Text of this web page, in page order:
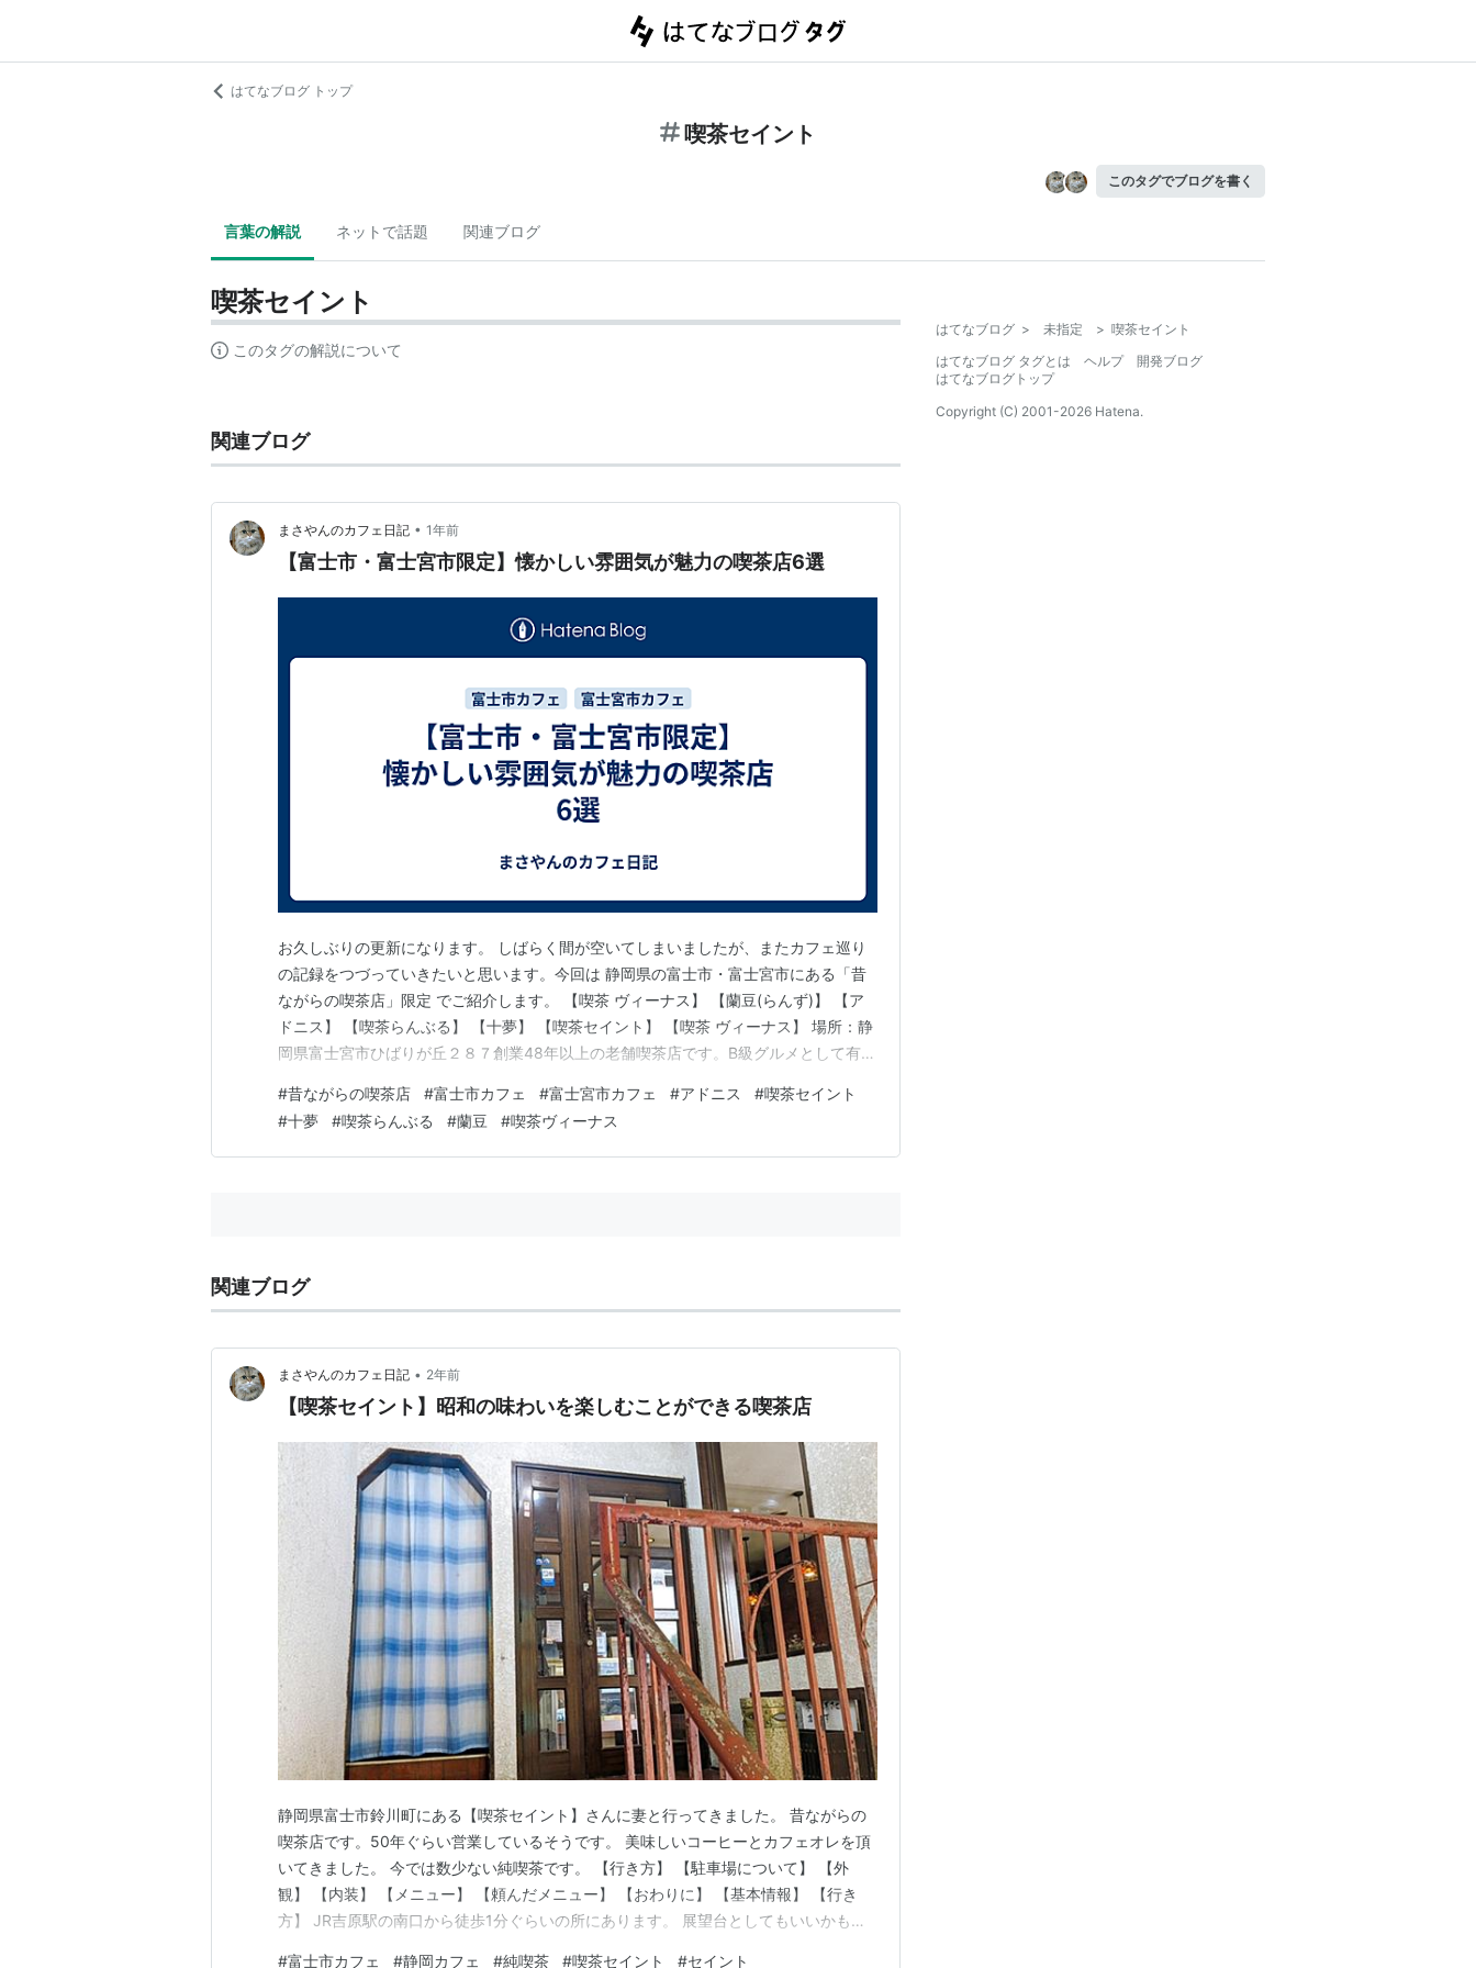
はてなブログ トップ
喫茶セイント
このタグでブログを書く
言葉の解説 ネットで話題 関連ブログ
喫茶セイント
このタグの解説について
関連ブログ
まさやんのカフェ日記 • 1年前
【富士市・富士宮市限定】懐かしい雰囲気が魅力の喫茶店6選
お久しぶりの更新になります。 しばらく間が空いてしまいましたが、またカフェ巡り
の記録をつづっていきたいと思います。今回は 静岡県の富士市・富士宮市にある「昔
ながらの喫茶店」限定 でご紹介します。 【喫茶 ヴィーナス】 【蘭豆(らんず)】 【ア
ドニス】 【喫茶らんぶる】 【十夢】 【喫茶セイント】 【喫茶 ヴィーナス】 場所：静
岡県富士宮市ひばりが丘２８７創業48年以上の老舗喫茶店です。B級グルメとして有名
ず)】 場所：静岡県富士市石坂４３８−５赤い椅子と暖色系の照明が特徴的な、長年愛
され続けている…
#昔ながらの喫茶店 #富士市カフェ #富士宮市カフェ #アドニス #喫茶セイント
#十夢 #喫茶らんぶる #蘭豆 #喫茶ヴィーナス
関連ブログ
まさやんのカフェ日記 • 2年前
【喫茶セイント】昭和の味わいを楽しむことができる喫茶店
静岡県富士市鈴川町にある【喫茶セイント】さんに妻と行ってきました。 昔ながらの
喫茶店です。50年ぐらい営業しているそうです。 美味しいコーヒーとカフェオレを頂
いてきました。 今では数少ない純喫茶です。 【行き方】 【駐車場について】 【外
観】 【内装】 【メニュー】 【頼んだメニュー】 【おわりに】 【基本情報】 【行き
方】 JR吉原駅の南口から徒歩1分ぐらいの所にあります。 展望台としてもいいかも
#富士市カフェ #静岡カフェ #純喫茶 #喫茶セイント #セイント
はてなブログ > 未指定 > 喫茶セイント
はてなブログ タグとは
ヘルプ
開発ブログ
はてなブログトップ
Copyright (C) 2001-2026 Hatena.